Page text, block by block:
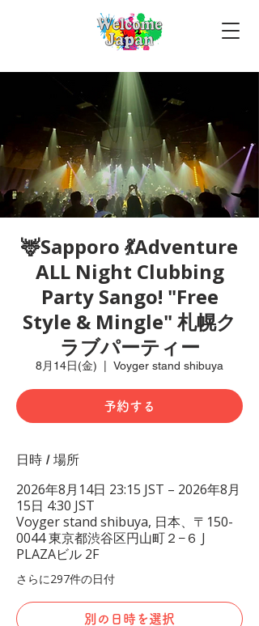
🦌Sapporo 💃Adventure
ALL Night Clubbing
Party Sango! "Free
Style & Mingle" 札幌ク
ラブパーティー
8月14日(金) Voyger stand shibuya
予約する
日時 / 場所
2026年8月14日 23:15 JST – 2026年8月
15日 4:30 JST
Voyger stand shibuya, 日本、〒150-
0044 東京都渋谷区円山町２−６ J
PLAZAビル 2F
さらに297件の日付
別の日時を選択